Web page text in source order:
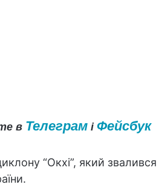
в Телеграмі Фейсбук
“Окхі”, який звалився